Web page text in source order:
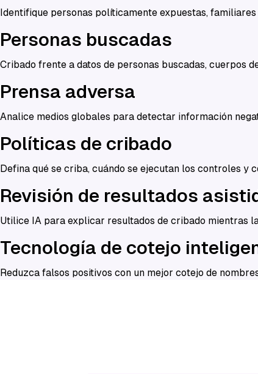
Identifique personas políticamente expuestas,
Personas buscadas
Cribado frente a datos de personas buscadas, cuerpos
Prensa adversa
Analice medios globales para detectar información
Políticas de cribado
Defina qué se criba, cuándo se ejecutan los controles y
Revisión de resultados
Utilice IA para explicar resultados de cribado mientras
Tecnología de cotejo
Reduzca falsos positivos con un mejor cotejo de